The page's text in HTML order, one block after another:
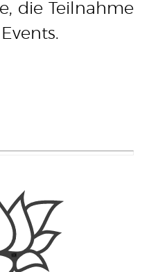
die Teilnahme